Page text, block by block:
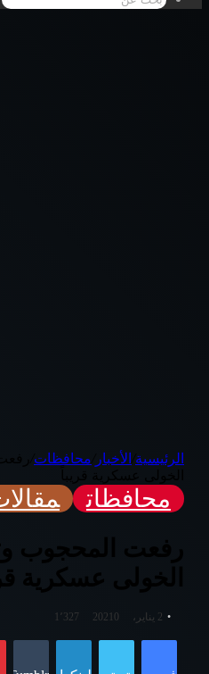
الرئيسية الأخبار محافظات
محافظات
رفعت المحجوب
الخولى عسكرية
2 يناير، 2021 0